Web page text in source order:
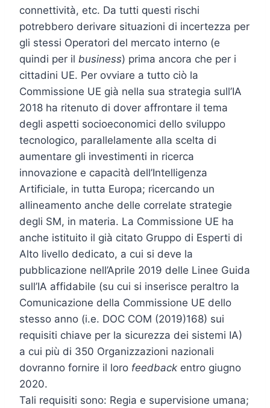
connettività, etc. Da tutti questi rischi
potrebbero derivare situazioni di incertezza per
gli stessi Operatori del mercato interno (e
quindi per il business) prima ancora che per i
cittadini UE. Per ovviare a tutto ciò la
Commissione UE già nella sua strategia sull’IA
2018 ha ritenuto di dover affrontare il tema
degli aspetti socioeconomici dello sviluppo
tecnologico, parallelamente alla scelta di
aumentare gli investimenti in ricerca
innovazione e capacità dell’Intelligenza
Artificiale, in tutta Europa; ricercando un
allineamento anche delle correlate strategie
degli SM, in materia. La Commissione UE ha
anche istituito il già citato Gruppo di Esperti di
Alto livello dedicato, a cui si deve la
pubblicazione nell’Aprile 2019 delle Linee Guida
sull’IA affidabile (su cui si inserisce peraltro la
Comunicazione della Commissione UE dello
stesso anno (i.e. DOC COM (2019)168) sui
requisiti chiave per la sicurezza dei sistemi IA)
a cui più di 350 Organizzazioni nazionali
dovranno fornire il loro feedback entro giugno
2020.
Tali requisiti sono: Regia e supervisione umana;